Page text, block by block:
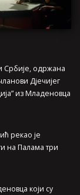
Србије, одржана
Дјечијег
из Младеновца
рекао је
на Палама три
који су